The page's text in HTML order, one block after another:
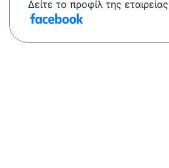
Δείτε το προφίλ της